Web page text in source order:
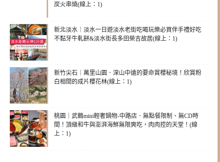
炭火串燒(線上：1)
新北淡水｜淡水一日遊淡水老街吃喝玩樂必買伴手禮好吃
不黏牙牛軋餅&淡水街長多田榮吉故居(線上：1)
新竹尖石｜萬里山園．深山中遠的要命賞櫻秘境！欣賞粉
白相間的成片櫻花林(線上：1)
桃園｜武鶴mini輕奢鍋物-中路店．無點餐限制、無CD時
間！頂級和牛與澎湃海鮮無限爽吃，肉肉控的天堂！(線
上：1)